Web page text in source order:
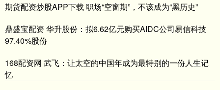
期货配资炒股APP下载 职场“空窗期”，不该成为“黑历史”
鼎盛宝配资 华升股份：拟6.62亿元购买AIDC公司易信科技
97.40%股份
168配资网 武飞：让太空的中国年成为最特别的一份人生记
忆